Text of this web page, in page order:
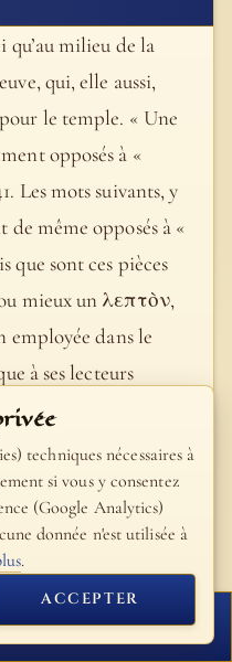
qu’au milieu de la
qui, elle aussi,
le temple. « Une
opposés à «
Les mots suivants, y
même opposés à «
que sont ces pièces
mieux un λεπτὸν,
employée dans le
à ses lecteurs
équivalaient au
» était, comme
as, et l’as ne
= salaire d’une
les deux lepta
guère plus de 1 €
VERSET
techniques nécessaires à
si vous y consentez
(Google Analytics)
donnée n'est utilisée à
.
ACCEPTER